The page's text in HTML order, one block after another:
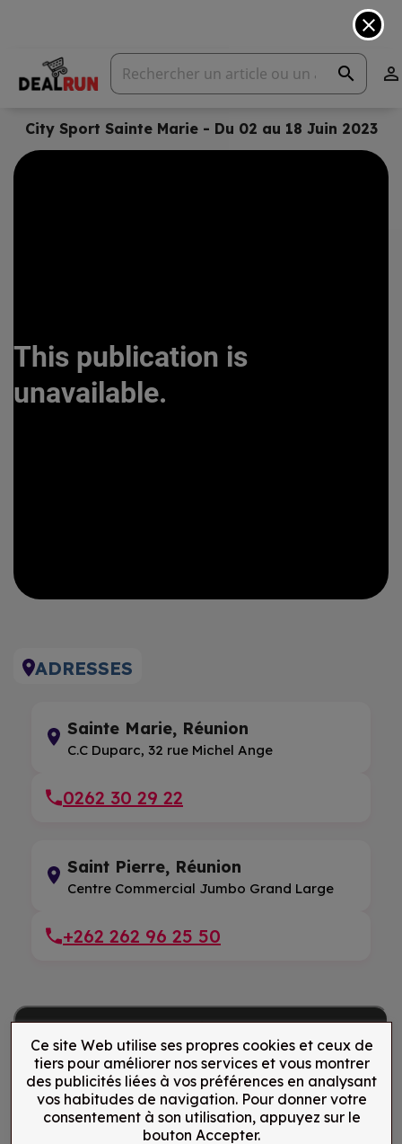
search 
close
City Sport Sainte Marie - Du 02 au 18 Juin 2023
ADRESSES
Sainte Marie, Réunion
C.C Duparc, 32 rue Michel Ange
0262 30 29 22
Saint Pierre, Réunion
Centre Commercial Jumbo Grand Large
+262 262 96 25 50
Ce site Web utilise ses propres cookies et ceux de
tiers pour améliorer nos services et vous montrer
des publicités liées à vos préférences en analysant
vos habitudes de navigation. Pour donner votre
consentement à son utilisation, appuyez sur le
bouton Accepter.